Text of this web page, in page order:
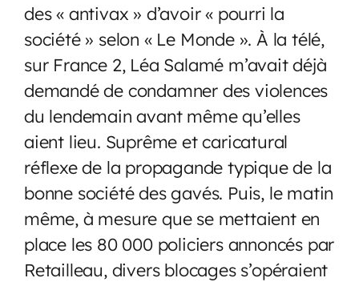
des « antivax » d’avoir « pourri la
société » selon « Le Monde ». À la télé,
sur France 2, Léa Salamé m’avait déjà
demandé de condamner des violences
du lendemain avant même qu’elles
aient lieu. Suprême et caricatural
réflexe de la propagande typique de la
bonne société des gavés. Puis, le matin
même, à mesure que se mettaient en
place les 80 000 policiers annoncés par
Retailleau, divers blocages s’opéraient